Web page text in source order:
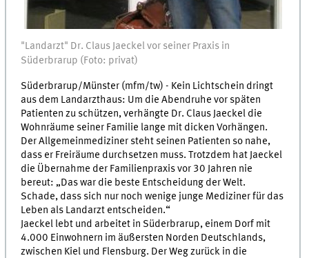
"Landarzt" Dr. Claus Jaeckel vor seiner Praxis in
Süderbrarup (Foto: privat)
Süderbrarup/Münster (mfm/tw) - Kein Lichtschein dringt
aus dem Landarzthaus: Um die Abendruhe vor späten
Patienten zu schützen, verhängte Dr. Claus Jaeckel die
Wohnräume seiner Familie lange mit dicken Vorhängen.
Der Allgemeinmediziner steht seinen Patienten so nahe,
dass er Freiräume durchsetzen muss. Trotzdem hat Jaeckel
die Übernahme der Familienpraxis vor 30 Jahren nie
bereut: „Das war die beste Entscheidung der Welt.
Schade, dass sich nur noch wenige junge Mediziner für das
Leben als Landarzt entscheiden.“
Jaeckel lebt und arbeitet in Süderbrarup, einem Dorf mit
4.000 Einwohnern im äußersten Norden Deutschlands,
zwischen Kiel und Flensburg. Der Weg zurück in die